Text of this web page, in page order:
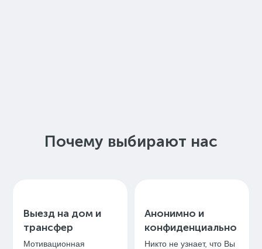
Почему выбирают нас
Выезд на дом и
трансфер
Мотивационная
Анонимно и
конфиденциально
Никто не узнает, что Вы